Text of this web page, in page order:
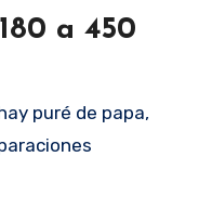
a 450
puré de papa,